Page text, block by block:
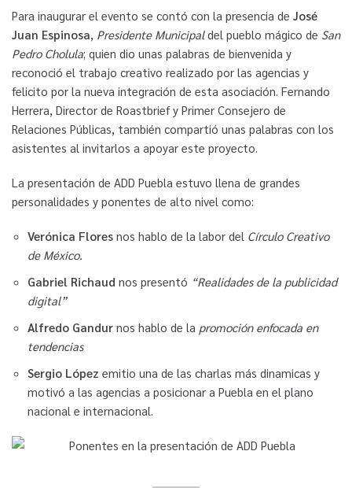
Para inaugurar el evento se contó con la presencia de José
Juan Espinosa, Presidente Municipaldel pueblo mágico de San
Pedro Cholula; quien dio unas palabras de bienvenida y
reconoció el trabajo creativo realizado por las agencias y
felicito por la nueva integración de esta asociación. Fernando
Herrera, Director de Roastbrief y Primer Consejero de
Relaciones Públicas, también compartió unas palabras con los
asistentes al invitarlos a apoyar este proyecto.
La presentación de ADD Puebla estuvo llena de grandes
personalidades y ponentes de alto nivel como:
Verónica Flores nos hablo de la labor del Círculo Creativo
de México.
Gabriel Richaud nos presentó “Realidades de la publicidad
digital”
Alfredo Gandur nos hablo de la promoción enfocada en
tendencias
Sergio López emitio una de las charlas más dinamicas y
motivó a las agencias a posicionar a Puebla en el plano
nacional e internacional.